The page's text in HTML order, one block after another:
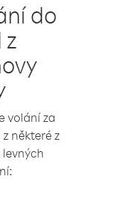
do
volání za
některé z